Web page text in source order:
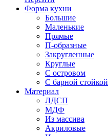
Форма кухни
Большие
Маленькие
Прямые
П-образные
Закругленные
Круглые
С островом
С барной стойкой
Материал
ЛДСП
МДФ
Из массива
Акриловые